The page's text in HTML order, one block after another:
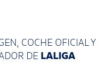
COCHE OFICIAL Y
DE LALIGA